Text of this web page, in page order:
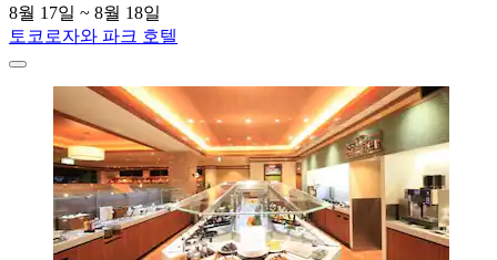
8월 17일 ~ 8월 18일
토코로자와 파크 호텔